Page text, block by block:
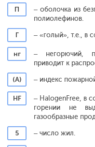
П
– оболочка из
полиолефинов.
Г
– «голый», т.е., в
нг
– негорючий,
приводит к
(А)
– индекс
HF
– HalogenFree, в
горении не
газообразные
5
– число жил.